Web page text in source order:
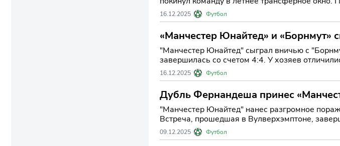
16.12.2025 Футбол
«Манчестер Юнайтед» и «Борнмут»
"Манчестер Юнайтед" сыграл вничью с
завершилась со счетом 4:4. У хозяев
16.12.2025 Футбол
Дубль Фернандеша принес
"Манчестер Юнайтед" нанес разгромное
Встреча, прошедшая в Вулверхэмптоне,
09.12.2025 Футбол